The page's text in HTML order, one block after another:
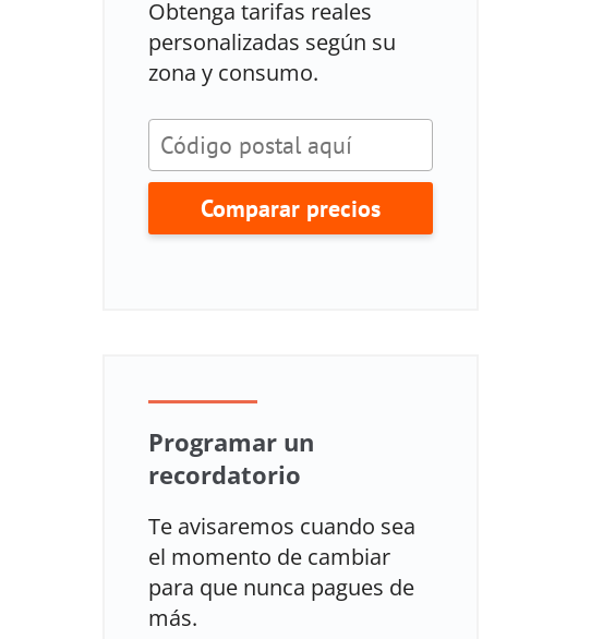
Obtenga tarifas reales
personalizadas según su
zona y consumo.
Comparar precios
Programar un
recordatorio
Te avisaremos cuando sea
el momento de cambiar
para que nunca pagues de
más.